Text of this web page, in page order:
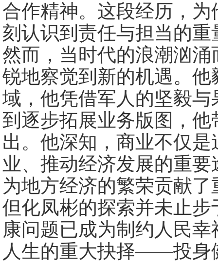
合作精神。这段经历，
刻认识到责任与担当的重
然而，当时代的浪潮汹
锐地察觉到新的机遇。
域，他凭借军人的坚毅
到逐步拓展业务版图，
出。他深知，商业不仅
业、推动经济发展的重
为地方经济的繁荣贡献了
但化凤彬的探索并未止
康问题已成为制约人民
人生的重大抉择——投身